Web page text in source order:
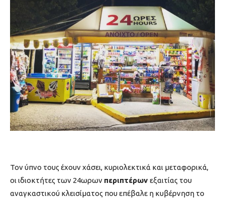
Τον ύπνο τους έχουν χάσει, κυριολεκτικά και μεταφορικά,
οι ιδιοκτήτες των 24ωρων περιπτέρων εξαιτίας του
αναγκαστικού κλεισίματος που επέβαλε η κυβέρνηση το